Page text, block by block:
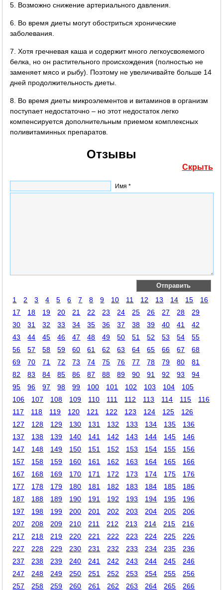
5. Возможно снижение артериального давления.
6. Во время диеты могут обостриться хронические
заболевания.
7. Хотя гречневая каша и содержит много легкоусвояемого
белка, но он растительного происхождения (полностью не
заменяет мясо и рыбу). Поэтому не увеличивайте больше 14
дней продолжительность диеты.
8. Во время диеты микроэлементов и витаминов в организм
поступает недостаточно – но этот недостаток легко
компенсируется дополнительным приемом комплексных
поливитаминных препаратов.
Отзывы
Скрыть
Имя *
1 2 3 4 5 6 7 8 9 10 11 12 13 14 15
16
17
18 19 20 21 22 23 24 25 26 27 28
29
30
31 32 33 34 35 36 37 38 39 40 41
42
43
44 45 46 47 48 49 50 51 52 53 54
55
56
57 58 59 60 61 62 63 64 65 66 67
68
69
70 71 72 73 74 75 76 77 78 79 80
81
82
83 84 85 86 87 88 89 90 91 92 93
94
95
96 97 98 99 100 101 102 103 104
105
106
107 108 109 110 111 112 113 114 115
116
117
118 119 120 121 122 123 124 125
126
127
128 129 130 131 132 133 134 135
136
137
138 139 140 141 142 143 144 145
146
147
148 149 150 151 152 153 154 155
156
157
158 159 160 161 162 163 164 165
166
167
168 169 170 171 172 173 174 175
176
177
178 179 180 181 182 183 184 185
186
187
188 189 190 191 192 193 194 195
196
197
198 199 200 201 202 203 204 205
206
207
208 209 210 211 212 213 214 215
216
217
218 219 220 221 222 223 224 225
226
227
228 229 230 231 232 233 234 235
236
237
238 239 240 241 242 243 244 245
246
247
248 249 250 251 252 253 254 255
256
257
258 259 260 261 262 263 264 265 266